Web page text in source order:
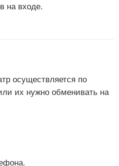
на входе.
осуществляется по
их нужно обменивать на